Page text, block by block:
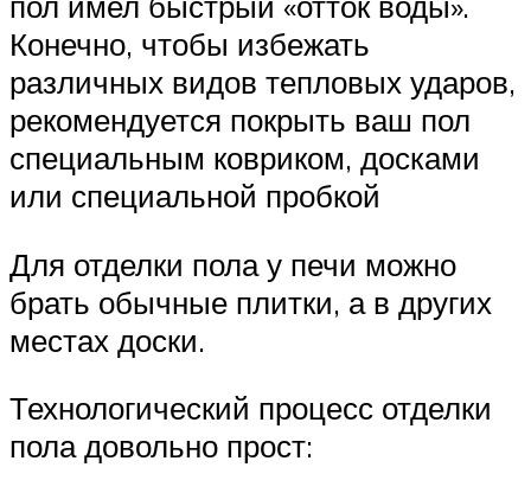
Конечно, чтобы избежать
различных видов тепловых ударов,
рекомендуется покрыть ваш пол
специальным ковриком, досками
или специальной пробкой
Для отделки пола у печи можно
брать обычные плитки, а в других
местах доски.
Технологический процесс отделки
пола довольно прост: